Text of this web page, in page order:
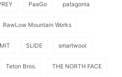
PaaGo patagonia
RawLow Mountain Works
SLIDE smartwool
Teton Bros. THE NORTH FACE